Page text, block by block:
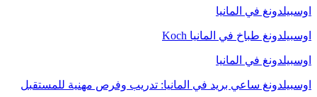
اوسبيلدونغ في المانيا
اوسبيلدونغ طباخ في المانيا Koch
اوسبيلدونغ في المانيا
اوسبيلدونغ ساعي بريد في المانيا: تدريب وفرص مهنية للمستقبل